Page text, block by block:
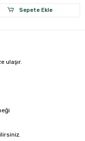
Sepete Ekle
ulaşır.